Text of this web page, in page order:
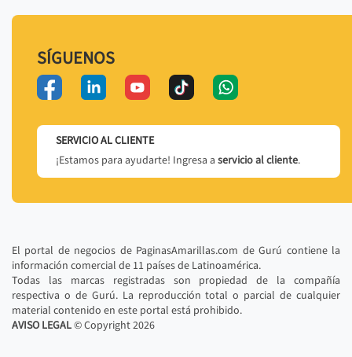
SÍGUENOS
SERVICIO AL CLIENTE
¡Estamos para ayudarte! Ingresa a servicio al cliente.
El portal de negocios de PaginasAmarillas.com de Gurú contiene la
información comercial de 11 países de Latinoamérica.
Todas las marcas registradas son propiedad de la compañía
respectiva o de Gurú. La reproducción total o parcial de cualquier
material contenido en este portal está prohibido.
AVISO LEGAL© Copyright2026